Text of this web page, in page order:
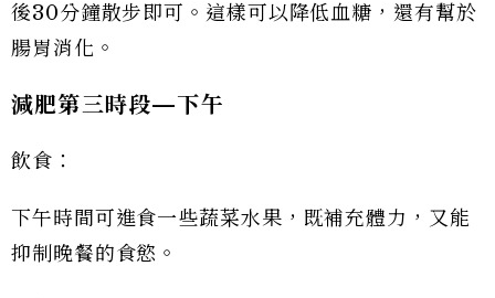
後30分鐘散步即可。這樣可以降低血糖，還有幫於
腸胃消化。
減肥第三時段—下午
飲食：
下午時間可進食一些蔬菜水果，既補充體力，又能
抑制晚餐的食慾。